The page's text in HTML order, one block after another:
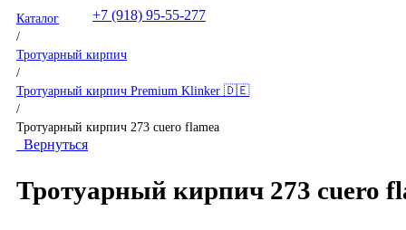
+7 (918) 95-55-277
Каталог
/
Тротуарный кирпич
/
Тротуарный кирпич Premium Klinker 🇩🇪
/
Тротуарный кирпич 273 cuero flamea
Вернуться
Тротуарный кирпич 273 cuero